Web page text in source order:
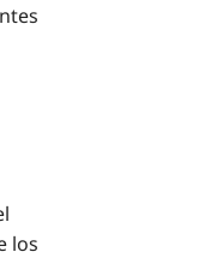
los